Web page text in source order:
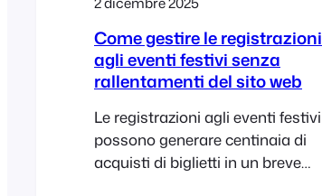
Come gestire le registrazioni
agli eventi festivi senza
rallentamenti del sito web
Le registrazioni agli eventi festivi
possono generare centinaia di
acquisti di biglietti in un breve